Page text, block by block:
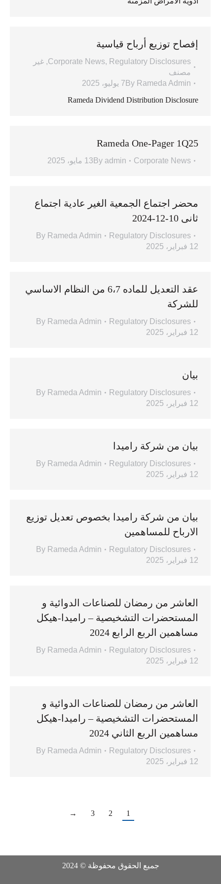
إفصاح توزيع أرباح قياسية
Corporate News, Regulatory Disclosures
, غير
مصنف
By Rameda Admin
7 يوليو، 2025
Rameda Dividend Distribution Disclosure
Rameda One-Pager 1Q25
Corporate News
By admin 13 مايو، 2025
محضر اجتماع الجمعية الغير عادية اجتماع
ثانى 10-12-2024
Regulatory Disclosures
By Rameda Admin
12 فبراير، 2025
عقد التعديل للماده 6،7 من النظام الاساسي
للشركة
Regulatory Disclosures
By Rameda Admin
12 فبراير، 2025
بيان
Regulatory Disclosures
By Rameda Admin
12 فبراير، 2025
بيان من شركة راميدا
Regulatory Disclosures
By Rameda Admin
12 فبراير، 2025
بيان من شركة راميدا بخصوص تعديل توزيع
الارباح للمساهمين
Regulatory Disclosures
By Rameda Admin
12 فبراير، 2025
العاشر من رمضان للصناعات الدوائية و
المستحضرات التشخيصية – راميدا-هيكل
مساهمين الربع الرابع 2024
Regulatory Disclosures
By Rameda Admin
12 فبراير، 2025
العاشر من رمضان للصناعات الدوائية و
المستحضرات التشخيصية – راميدا-هيكل
مساهمين الربع الثاني 2024
Regulatory Disclosures
By Rameda Admin
12 فبراير، 2025
1
2
3
→
جميع الحقوق محفوظة © 2024